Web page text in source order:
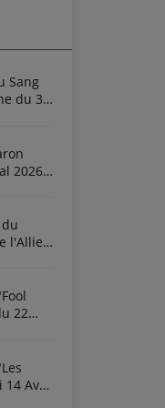
Sang
du 3
2026
l'Allier
22
14 Avril